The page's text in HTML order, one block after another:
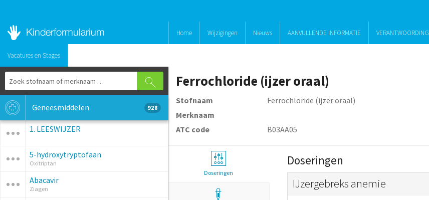
Home Wijzigingen Nieuws AANVULLENDE INFORMATIE VERANTWOORDING
Vacatures en Stages
Geneesmiddelen 928
1. LEESWIJZER
5-hydroxytryptofaan
Oxitriptan
Abacavir
Ziagen
Ferrochloride (ijzer oraal)
Stofnaam
Ferrochloride (ijzer oraal)
Merknaam
ATC code
B03AA05
Doseringen
Doseringen
IJzergebreks anemie